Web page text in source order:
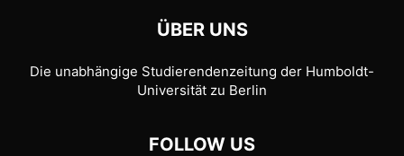
ÜBER UNS
Die unabhängige Studierendenzeitung der Humboldt-
Universität zu Berlin
FOLLOW US